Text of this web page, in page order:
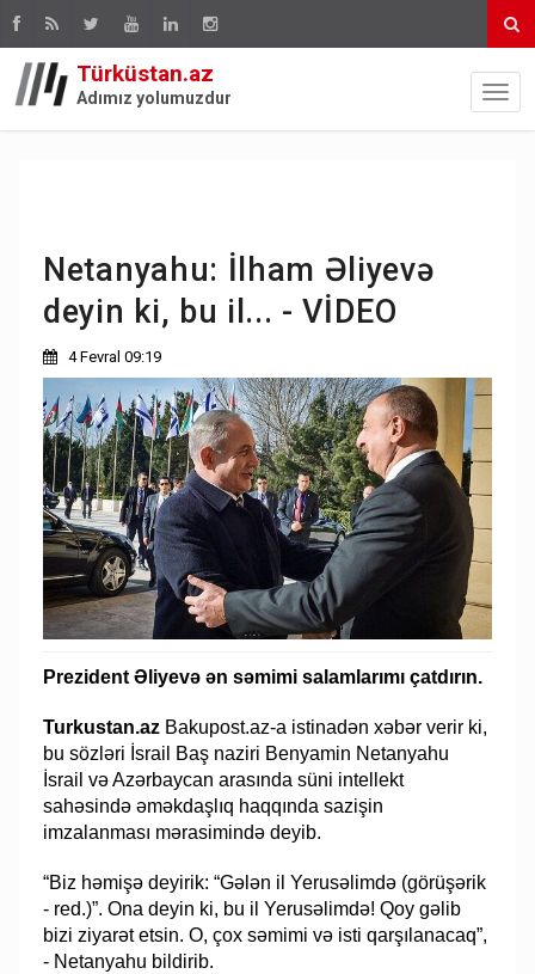
Türküstan.az
Adımız yolumuzdur
Netanyahu: İlham Əliyevə
deyin ki, bu il... - VİDEO
4 Fevral 09:19
Prezident Əliyevə ən səmimi salamlarımı çatdırın.
Turkustan.az Bakupost.az-a istinadən xəbər verir ki,
bu sözləri İsrail Baş naziri Benyamin Netanyahu
İsrail və Azərbaycan arasında süni intellekt
sahəsində əməkdaşlıq haqqında sazişin
imzalanması mərasimində deyib.
“Biz həmişə deyirik: “Gələn il Yerusəlimdə (görüşərik
- red.)”. Ona deyin ki, bu il Yerusəlimdə! Qoy gəlib
bizi ziyarət etsin. O, çox səmimi və isti qarşılanacaq”,
- Netanyahu bildirib.